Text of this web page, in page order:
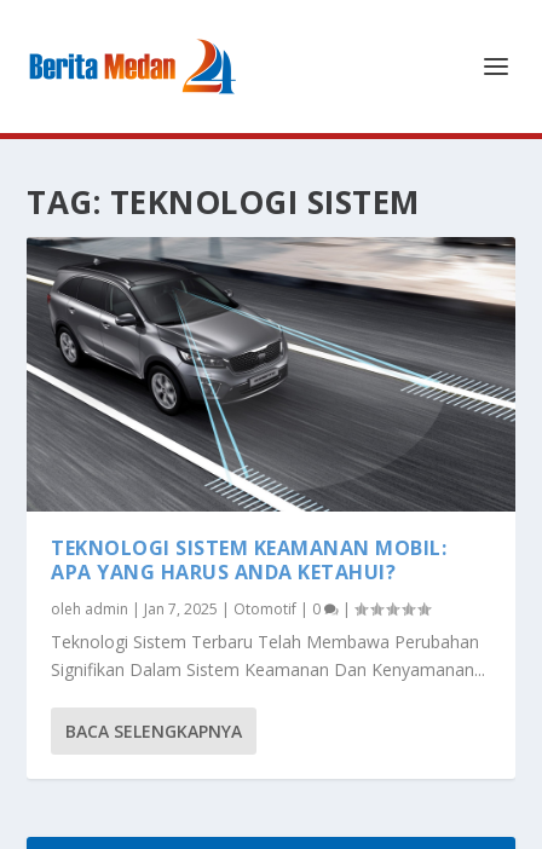
TAG: TEKNOLOGI SISTEM
TEKNOLOGI SISTEM KEAMANAN MOBIL:
APA YANG HARUS ANDA KETAHUI?
oleh admin | Jan 7, 2025 | Otomotif | 0 |
Teknologi Sistem Terbaru Telah Membawa Perubahan
Signifikan Dalam Sistem Keamanan Dan Kenyamanan...
BACA SELENGKAPNYA